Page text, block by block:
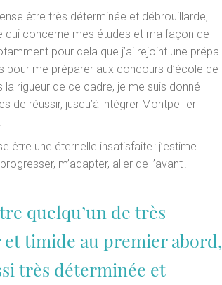
être très déterminée et débrouillarde,
qui concerne mes études et ma façon de
pour cela que j’ai rejoint une prépa
pour me préparer aux concours d’école de
rigueur de ce cadre, je me suis donné
de réussir, jusqu’à intégrer Montpellier
être une éternelle insatisfaite : j’estime
m’adapter, aller de l’avant !
quelqu’un de très
et timide au premier abord,
très déterminée et